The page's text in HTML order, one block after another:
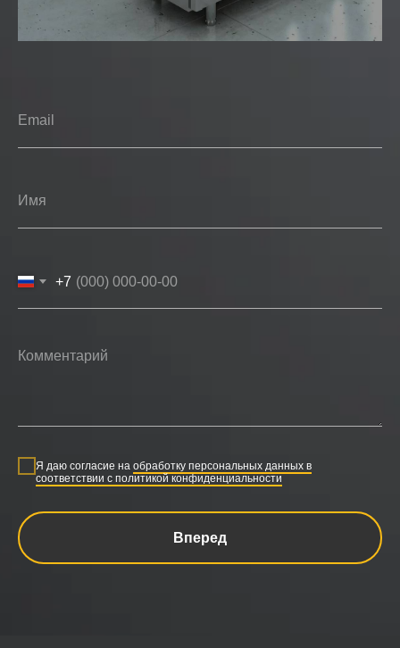
+7
Я даю согласие на обработку персональных данных в
соответствии с политикой конфиденциальности
Вперед